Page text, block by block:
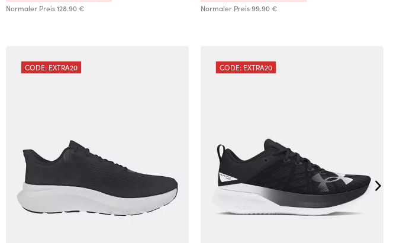
Normaler Preis128.90 € Normaler Preis99.90 €
CODE: EXTRA20 CODE: EXTRA20